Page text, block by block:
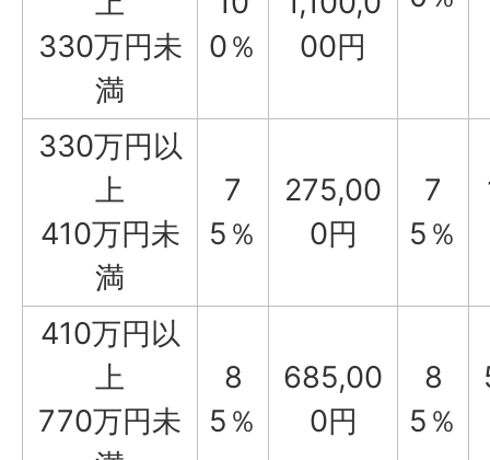
330万円未
満
0％
00円
330万円以
上
410万円未
満
7
5％
275,00
0円
7
5％
410万円以
上
770万円未
8
5％
685,00
0円
8
5％